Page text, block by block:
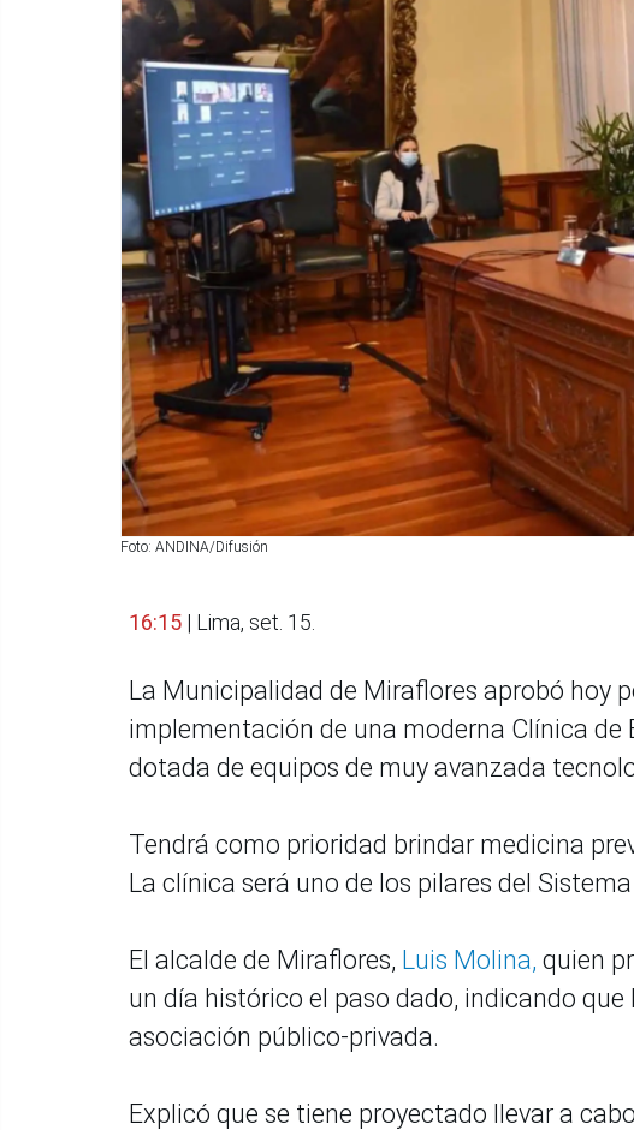
Foto: ANDINA/Difusión
16:15 | Lima, set. 15.
La Municipalidad de Miraflores aprobó hoy
implementación de una moderna Clínica de
dotada de equipos de muy avanzada
Tendrá como prioridad brindar medicina
La clínica será uno de los pilares del
El alcalde de Miraflores, Luis Molina, quien
un día histórico el paso dado, indicando
asociación público-privada.
Explicó que se tiene proyectado llevar a